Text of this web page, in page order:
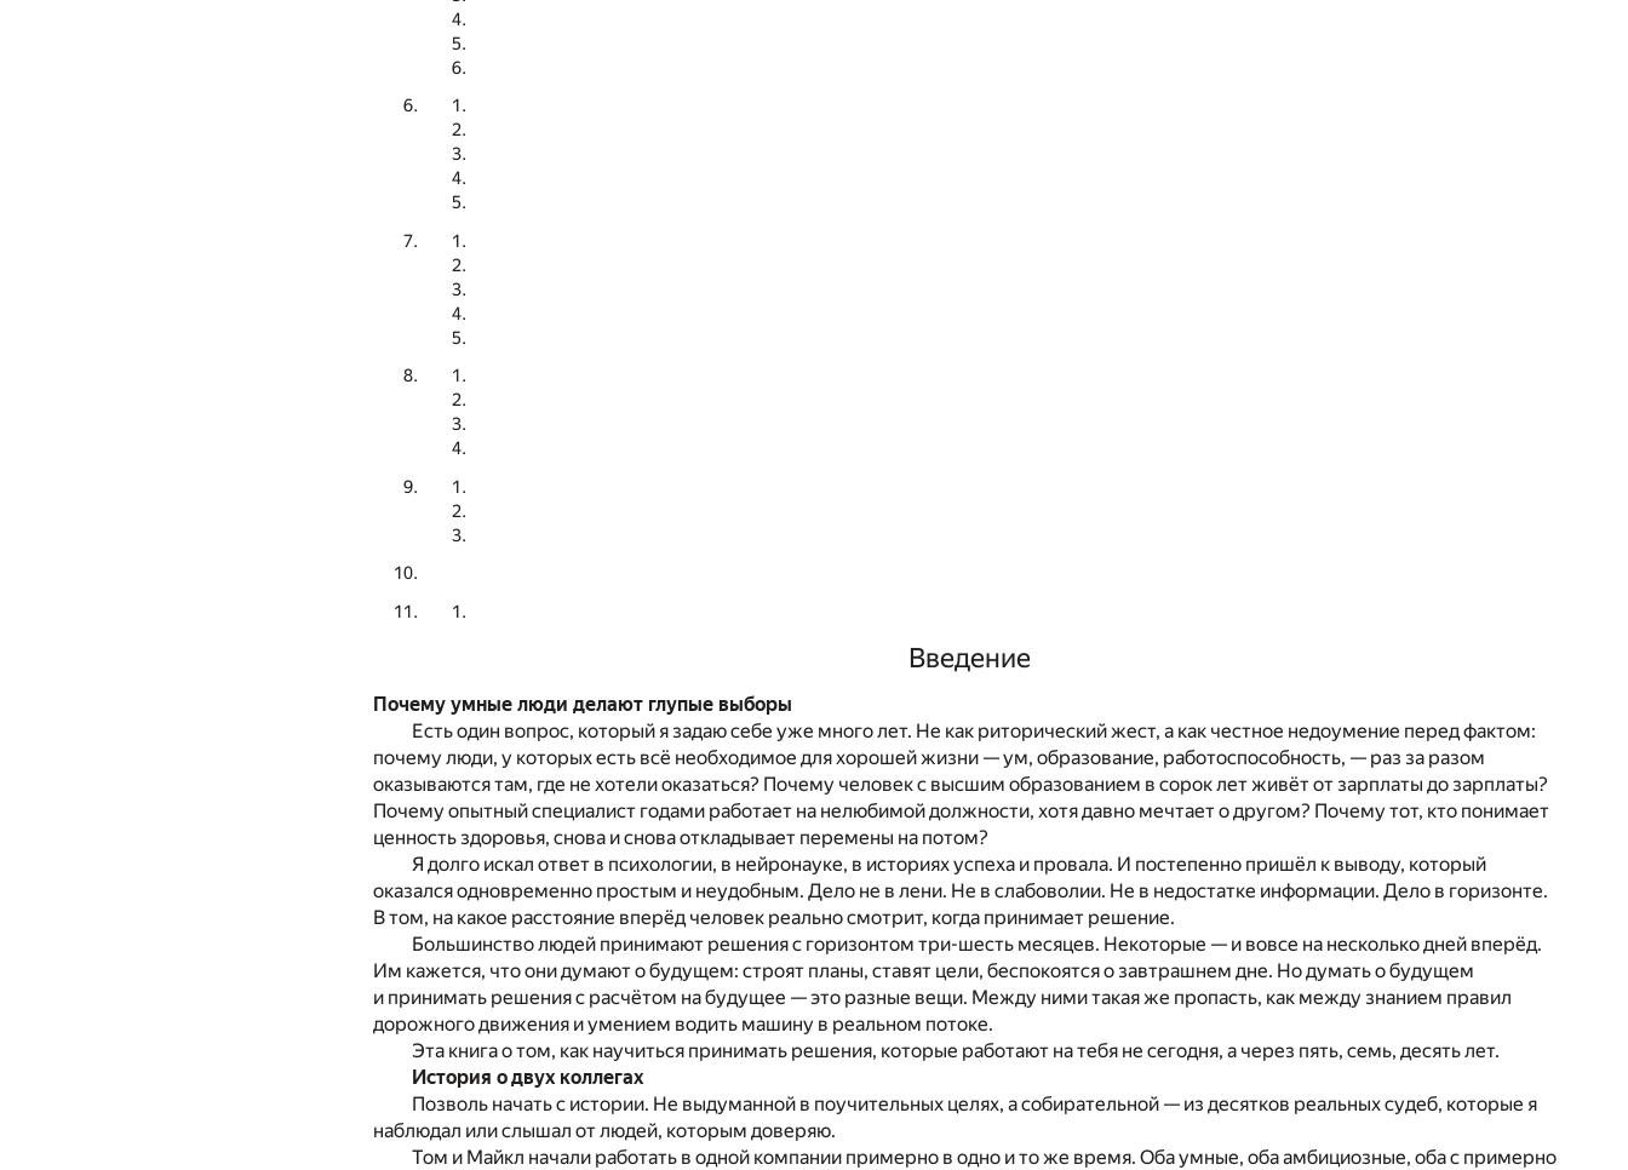
Введение
Почему умные люди делают глупые выборы
Есть один вопрос, который я задаю себе уже много лет. Не как риторический жест, а как честное недоумение перед фактом:
почему люди, у которых есть всё необходимое для хорошей жизни — ум, образование, работоспособность, — раз за разом
оказываются там, где не хотели оказаться? Почему человек с высшим образованием в сорок лет живёт от зарплаты до зарплаты?
Почему опытный специалист годами работает на нелюбимой должности, хотя давно мечтает о другом? Почему тот, кто понимает
ценность здоровья, снова и снова откладывает перемены на потом?
Я долго искал ответ в психологии, в нейронауке, в историях успеха и провала. И постепенно пришёл к выводу, который
оказался одновременно простым и неудобным. Дело не в лени. Не в слабоволии. Не в недостатке информации. Дело в горизонте.
В том, на какое расстояние вперёд человек реально смотрит, когда принимает решение.
Большинство людей принимают решения с горизонтом три-шесть месяцев. Некоторые — и вовсе на несколько дней вперёд.
Им кажется, что они думают о будущем: строят планы, ставят цели, беспокоятся о завтрашнем дне. Но думать о будущем
и принимать решения с расчётом на будущее — это разные вещи. Между ними такая же пропасть, как между знанием правил
дорожного движения и умением водить машину в реальном потоке.
Эта книга о том, как научиться принимать решения, которые работают на тебя не сегодня, а через пять, семь, десять лет.
История о двух коллегах
Позволь начать с истории. Не выдуманной в поучительных целях, а собирательной — из десятков реальных судеб, которые я
наблюдал или слышал от людей, которым доверяю.
Том и Майкл начали работать в одной компании примерно в одно и то же время. Оба умные, оба амбициозные, оба с примерно